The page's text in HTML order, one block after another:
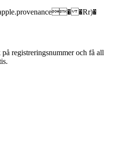
�Rr)�
registreringsnummer och få all